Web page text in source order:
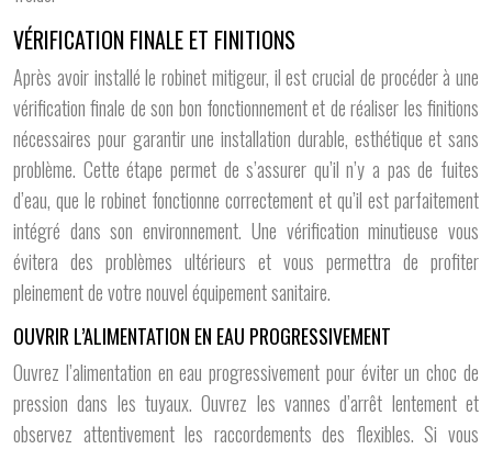
VÉRIFICATION FINALE ET FINITIONS
Après avoir installé le robinet mitigeur, il est crucial de procéder à une
vérification finale de son bon fonctionnement et de réaliser les finitions
nécessaires pour garantir une installation durable, esthétique et sans
problème. Cette étape permet de s’assurer qu’il n’y a pas de fuites
d’eau, que le robinet fonctionne correctement et qu’il est parfaitement
intégré dans son environnement. Une vérification minutieuse vous
évitera des problèmes ultérieurs et vous permettra de profiter
pleinement de votre nouvel équipement sanitaire.
OUVRIR L’ALIMENTATION EN EAU PROGRESSIVEMENT
Ouvrez l’alimentation en eau progressivement pour éviter un choc de
pression dans les tuyaux. Ouvrez les vannes d’arrêt lentement et
observez attentivement les raccordements des flexibles. Si vous